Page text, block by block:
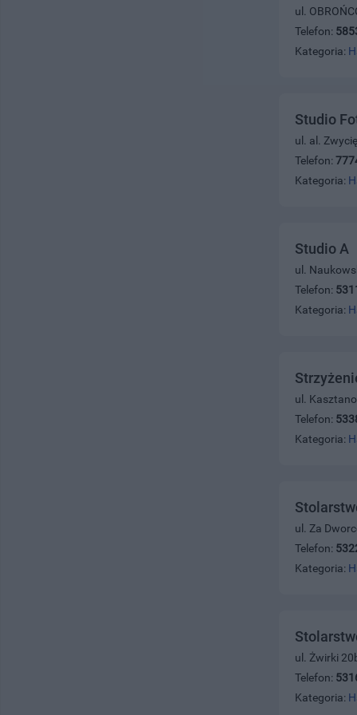
ul.
Telefon:
Kategoria:
Studio
ul. al.
Telefon:
Kategoria:
Studio A
ul.
Telefon:
Kategoria:
ul.
Telefon:
Kategoria:
ul. Za
Telefon:
Kategoria:
ul. Żwirki
Telefon:
Kategoria: